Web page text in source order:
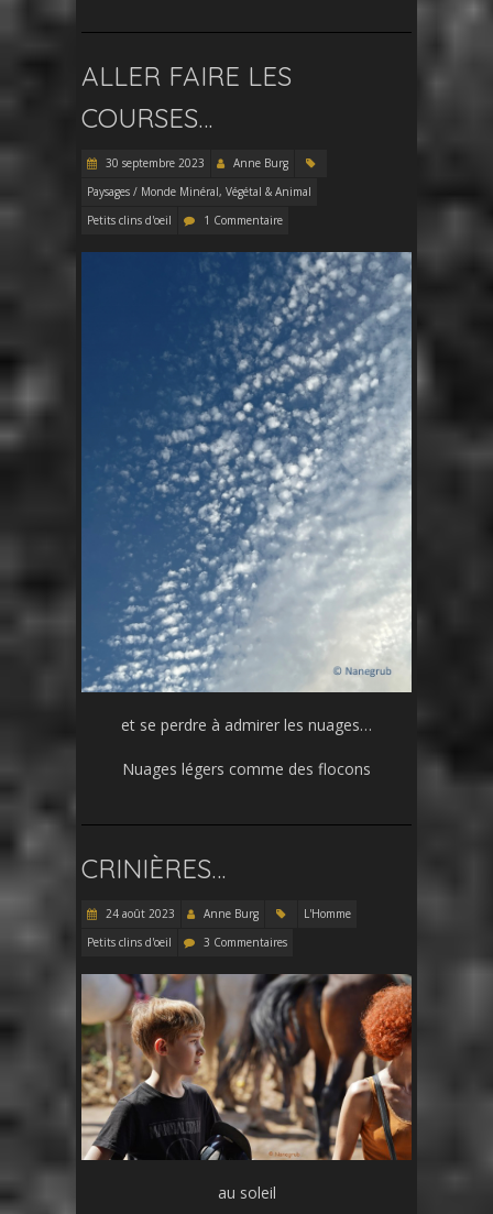
ALLER FAIRE LES
COURSES…
30 septembre 2023
Anne Burg
Paysages / Monde Minéral, Végétal & Animal
Petits clins d'oeil
1 Commentaire
et se perdre à admirer les nuages…
Nuages légers comme des flocons
CRINIÈRES…
24 août 2023 Anne Burg
L'Homme
Petits clins d'oeil
3 Commentaires
au soleil